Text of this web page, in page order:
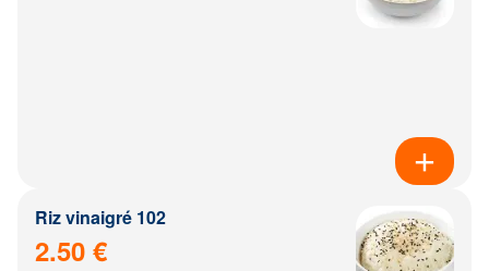
Riz vinaigré 102
2.50 €